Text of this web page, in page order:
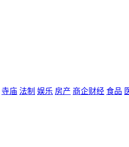
寺庙 法制 娱乐 房产 商企财经 食品